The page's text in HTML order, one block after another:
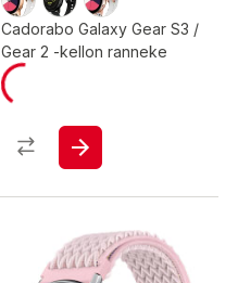
Cadorabo Galaxy Gear S3 /
Gear 2 -kellon ranneke